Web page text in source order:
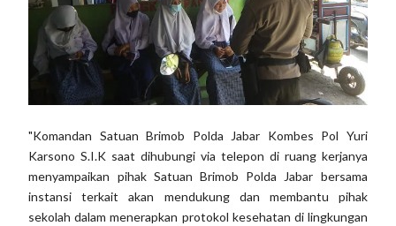
"Komandan Satuan Brimob Polda Jabar Kombes Pol Yuri
Karsono S.I.K saat dihubungi via telepon di ruang kerjanya
menyampaikan pihak Satuan Brimob Polda Jabar bersama
instansi terkait akan mendukung dan membantu pihak
sekolah dalam menerapkan protokol kesehatan di lingkungan